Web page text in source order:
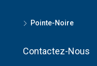
Pointe-Noire
Contactez-Nous